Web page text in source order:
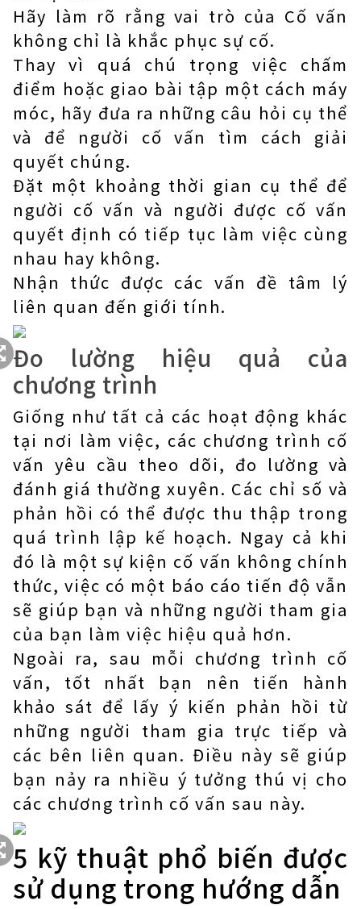
Hãy làm rõ rằng vai trò của Cố vấn
không chỉ là khắc phục sự cố.
Thay vì quá chú trọng việc chấm
điểm hoặc giao bài tập một cách máy
móc, hãy đưa ra những câu hỏi cụ thể
và để người cố vấn tìm cách giải
quyết chúng.
Đặt một khoảng thời gian cụ thể để
người cố vấn và người được cố vấn
quyết định có tiếp tục làm việc cùng
nhau hay không.
Nhận thức được các vấn đề tâm lý
liên quan đến giới tính.
Đo lường hiệu quả của
chương trình
Giống như tất cả các hoạt động khác
tại nơi làm việc, các chương trình cố
vấn yêu cầu theo dõi, đo lường và
đánh giá thường xuyên. Các chỉ số và
phản hồi có thể được thu thập trong
quá trình lập kế hoạch. Ngay cả khi
đó là một sự kiện cố vấn không chính
thức, việc có một báo cáo tiến độ vẫn
sẽ giúp bạn và những người tham gia
của bạn làm việc hiệu quả hơn.
Ngoài ra, sau mỗi chương trình cố
vấn, tốt nhất bạn nên tiến hành
khảo sát để lấy ý kiến ​​phản hồi từ
những người tham gia trực tiếp và
các bên liên quan. Điều này sẽ giúp
bạn nảy ra nhiều ý tưởng thú vị cho
các chương trình cố vấn sau này.
5 kỹ thuật phổ biến được
sử dụng trong hướng dẫn